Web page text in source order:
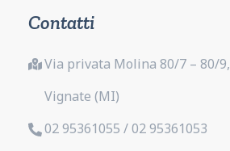
Contatti
Via privata Molina 80/7 – 80/9,
Vignate (MI)
02 95361055 / 02 95361053